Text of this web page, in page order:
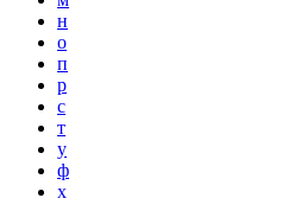
н
о
п
р
с
т
у
ф
х